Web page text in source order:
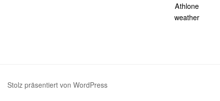
Athlone
weather
Stolz präsentiert von WordPress